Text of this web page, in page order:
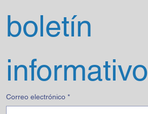
boletín
informativo
Correo electrónico *